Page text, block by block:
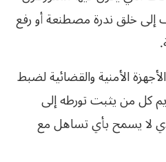
خلق ندرة مصطنعة أو رفع
الأمنية والقضائية لضبط
كل من يثبت تورطه إلى
لا يسمح بأي تساهل مع